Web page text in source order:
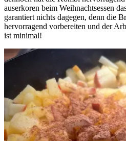
auserkoren beim Weihnachtsessen
garantiert nichts dagegen, denn die
hervorragend vorbereiten und der
ist minimal!